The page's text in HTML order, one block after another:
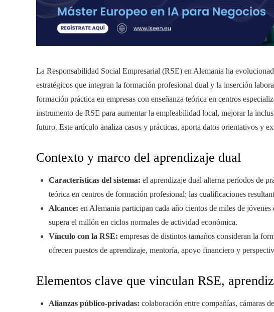
La Responsabilidad Social Empresarial (RSE) en Alemania ha
estratégicos que integran la formación profesional dual y la inserción
formación práctica en empresas con enseñanza teórica en centros
instrumento de RSE para aumentar la empleabilidad local, mejorar la
futuro. Este artículo analiza casos y prácticas, aporta datos orientativos y
Contexto y marco del aprendizaje dual
Características del sistema: el aprendizaje dual alterna períodos de
teórica en centros de formación profesional; las cualificaciones
Alcance: en Alemania participan cada año cientos de miles de
supera el millón en ciclos normales de actividad económica.
Vínculo con la RSE: empresas de distintos tamaños consideran la
ofrecen puestos de aprendizaje, mentoría, apoyo financiero y
Elementos clave que vinculan RSE,
Alianzas público-privadas: colaboración entre compañías, cámaras